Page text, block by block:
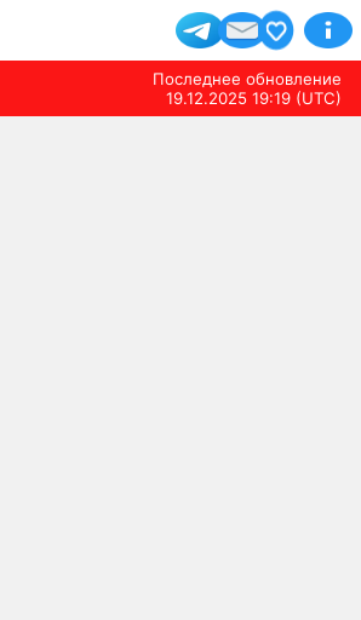
Последнее обновление
19.12.2025 19:19 (UTC)